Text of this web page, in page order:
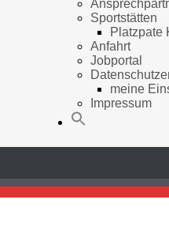
Sportstätten
Platzpate
Anfahrt
Jobportal
meine
Impressum